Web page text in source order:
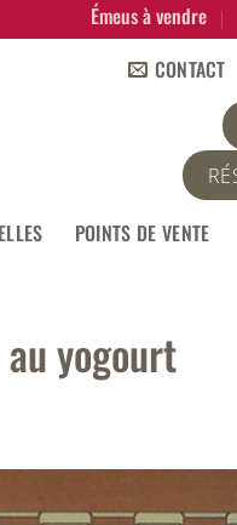
Émeus à vendre
CONTACT
POINTS DE VENTE
yogourt